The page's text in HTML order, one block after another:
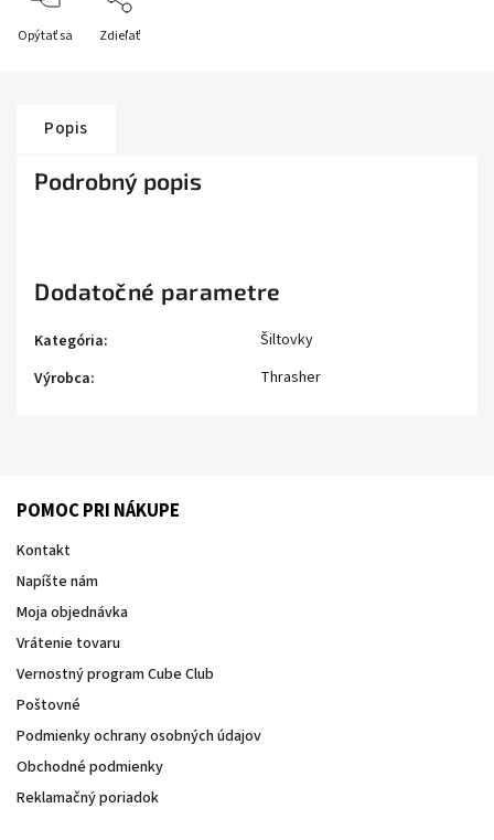
Opýtať sa Zdieľať
Popis
Podrobný popis
Dodatočné parametre
Kategória:
Šiltovky
Výrobca: Thrasher
POMOC PRI NÁKUPE
Kontakt
Napíšte nám
Moja objednávka
Vrátenie tovaru
Vernostný program Cube Club
Poštovné
Podmienky ochrany osobných údajov
Obchodné podmienky
Reklamačný poriadok